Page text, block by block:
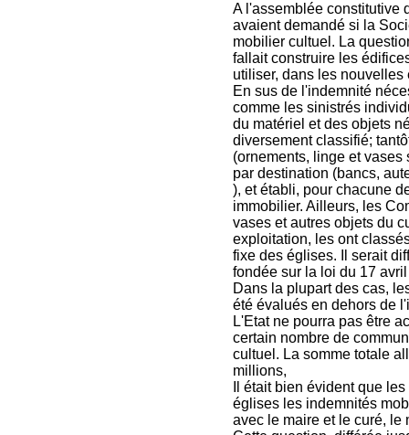
A l'assemblée constitutive
avaient demandé si la
mobilier cultuel. La
fallait construire les
utiliser, dans les
En sus de l'indemnité
comme les sinistrés
du matériel et des objets
diversement classifié;
(ornements, linge et
par destination (bancs,
), et établi, pour chacune
immobilier. Ailleurs, les
vases et autres objets du
exploitation, les ont
fixe des églises. Il serait
fondée sur la loi du 17
Dans la plupart des cas,
été évalués en dehors de
L'Etat ne pourra pas être
certain nombre de
cultuel. La somme totale
millions,
Il était bien évident que
églises les indemnités
avec le maire et le curé, le